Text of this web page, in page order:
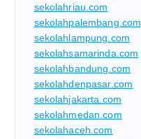
sekolahriau.com
sekolahpalembang.com
sekolahlampung.com
sekolahsamarinda.com
sekolahbandung.com
sekolahdenpasar.com
sekolahjakarta.com
sekolahmedan.com
sekolahaceh.com